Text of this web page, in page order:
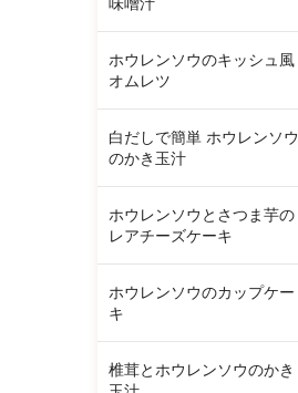
ホウレンソウのキッシュ風
オムレツ
白だしで簡単 ホウレンソウ
のかき玉汁
ホウレンソウとさつま芋の
レアチーズケーキ
ホウレンソウのカップケー
キ
椎茸とホウレンソウのかき